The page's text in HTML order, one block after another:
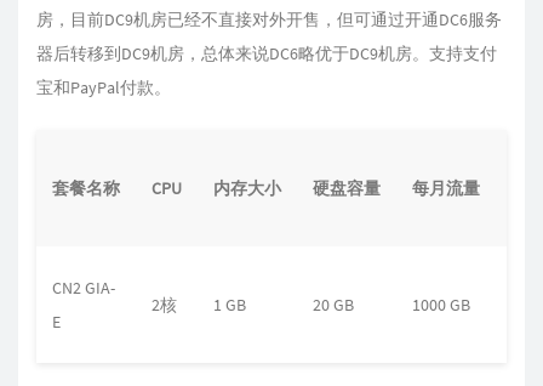
房，目前DC9机房已经不直接对外开售，但可通过开通DC6服务
器后转移到DC9机房，总体来说DC6略优于DC9机房。支持支付
宝和PayPal付款。
套餐名称 CPU 内存大小 硬盘容量 每月流量
CN2 GIA-
E
2核 1 GB 20 GB 1000 GB